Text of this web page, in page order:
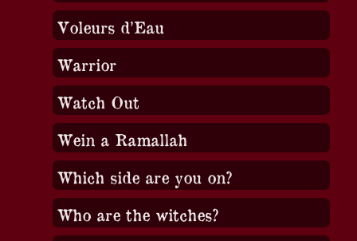
Voleurs d’Eau
Warrior
Watch Out
Wein a Ramallah
Which side are you on?
Who are the witches?